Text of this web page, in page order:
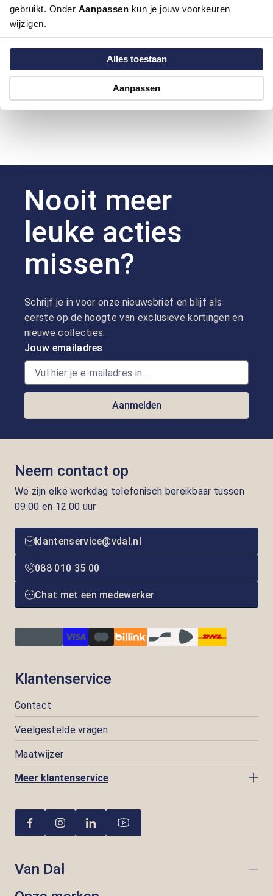
gebruikt. Onder Aanpassen kun je jouw voorkeuren
wijzigen.
Alles toestaan
Aanpassen
Maatinformatie
Hoe kan ik betalen?
Nooit meer
leuke acties
missen?
Schrijf je in voor onze nieuwsbrief en blijf als
eerste op de hoogte van exclusieve kortingen en
nieuwe collecties.
Jouw emailadres
Aanmelden
Neem contact op
We zijn elke werkdag telefonisch bereikbaar tussen
09.00 en 12.00 uur
klantenservice@vdal.nl
088 010 35 00
Chat met een medewerker
Klantenservice
Contact
Veelgestelde vragen
Maatwijzer
Meer klantenservice
Van Dal